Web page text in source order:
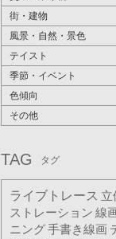
街・建物
風景・自然・景色
テイスト
季節・イベント
色傾向
その他
TAG タグ
ライブトレース 立
ストレーション 線
ニング手書き線画